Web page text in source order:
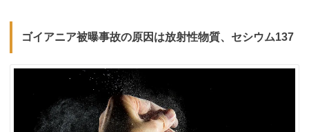
ゴイアニア被曝事故の原因は放射性物質、セシウム137